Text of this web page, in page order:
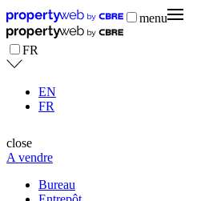
menu
FR
EN
FR
close
A vendre
Bureau